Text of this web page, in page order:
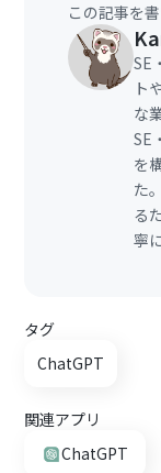
この記事を
SE
ト
な
SE
を
た
る
寧
タグ
ChatGPT
関連アプリ
ChatGPT